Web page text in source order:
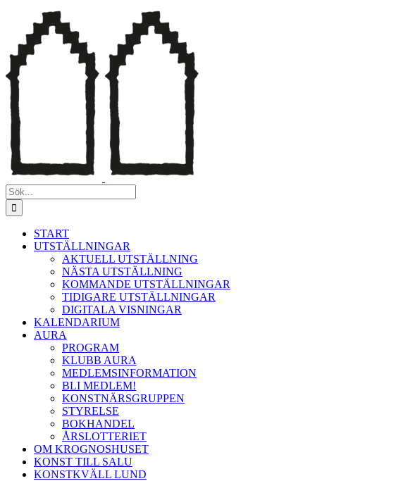
innehållet
Sök
efter:
START
UTSTÄLLNINGAR
AKTUELL UTSTÄLLNING
NÄSTA UTSTÄLLNING
KOMMANDE UTSTÄLLNINGAR
TIDIGARE UTSTÄLLNINGAR
DIGITALA VISNINGAR
KALENDARIUM
AURA
PROGRAM
KLUBB AURA
MEDLEMSINFORMATION
BLI MEDLEM!
KONSTNÄRSGRUPPEN
STYRELSE
BOKHANDEL
ÅRSLOTTERIET
OM KROGNOSHUSET
KONST TILL SALU
KONSTKVÄLL LUND